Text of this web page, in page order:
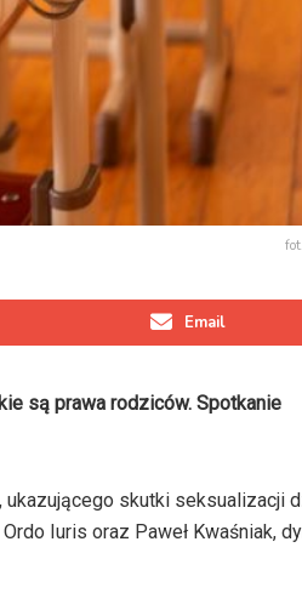
Email
są prawa rodziców. Spotkanie
ukazującego skutki seksualizacji
Iuris oraz Paweł Kwaśniak,